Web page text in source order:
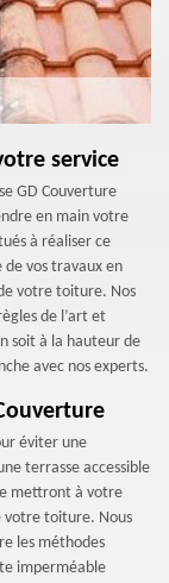
service
GD Couverture
en main votre
à réaliser ce
vos travaux en
votre toiture. Nos
de l’art et
soit à la hauteur de
avec nos experts.
éviter une
terrasse accessible
mettront à votre
votre toiture. Nous
les méthodes
imperméable